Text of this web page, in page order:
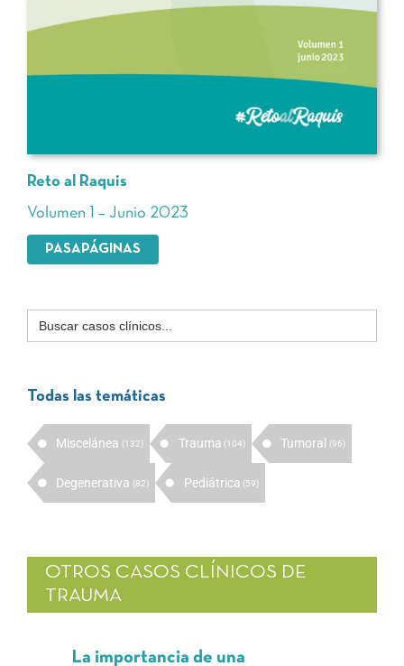
Reto al Raquis
Volumen 1 – Junio 2023
PASAPÁGINAS
Buscar:
Todas las temáticas
Miscelánea (132) Trauma (104) Tumoral (96)
Degenerativa (82) Pediátrica (59)
OTROS CASOS CLÍNICOS DE
TRAUMA
La importancia de una